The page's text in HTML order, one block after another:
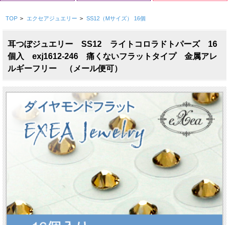
TOP > エクセアジュエリー > SS12（Mサイズ） 16個
耳つぼジュエリー SS12 ライトコロラドトパーズ 16
個入 exj1612-246 痛くないフラットタイプ 金属アレ
ルギーフリー （メール便可）